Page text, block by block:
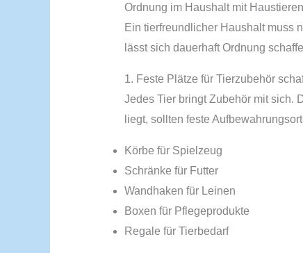
Ordnung im Haushalt mit
Ein tierfreundlicher Haushalt muss
lässt sich dauerhaft Ordnung
1. Feste Plätze für Tierzubehör
Jedes Tier bringt Zubehör mit sich.
liegt, sollten feste
Körbe für Spielzeug
Schränke für Futter
Wandhaken für Leinen
Boxen für Pflegeprodukte
Regale für Tierbedarf